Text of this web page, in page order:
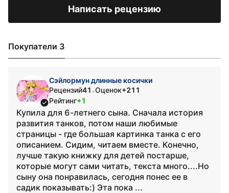
Написать рецензию
Покупатели 3
Сэйлормун длинные косички
Рецензий41 •Оценок+211
Рейтинг+1
Купила для 6-летнего сына. Сначала история
развития танков, потом наши любимые
страницы - где большая картинка танка с его
описанием. Сидим, читаем вместе. Конечно,
лучше такую книжку для детей постарше,
которые могут сами читать, текста много....Но
сыну она понравилась, сегодня понес ее в
садик показывать:) Эта пока ...